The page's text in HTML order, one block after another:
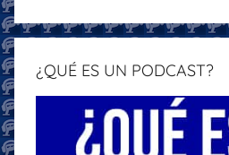
¿QUÉ ES UN PODCAST?